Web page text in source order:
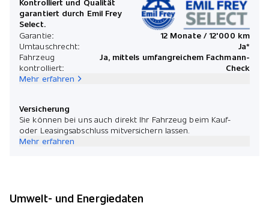
garantiert durch Emil Frey
Select.
Garantie:
12 Monate / 12'000 km
Umtauschrecht:
Ja*
Fahrzeug
kontrolliert:
Ja, mittels umfangreichem Fachmann-
Check
Mehr erfahren
Versicherung
Sie können bei uns auch direkt Ihr Fahrzeug beim Kauf-
oder Leasingsabschluss mitversichern lassen.
Mehr erfahren
Umwelt- und Energiedaten